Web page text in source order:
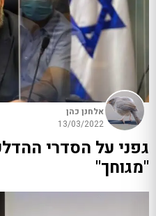
אלחנן כהן
13/03/2022
גפני על הסדרי
"מגוחך"